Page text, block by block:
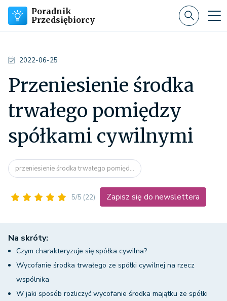
Poradnik
Przedsiębiorcy
2022-06-25
Przeniesienie środka
trwałego pomiędzy
spółkami cywilnymi
przeniesienie środka trwałego pomięd...
5/5 (22) Zapisz się do newslettera
Na skróty:
Czym charakteryzuje się spółka cywilna?
Wycofanie środka trwałego ze spółki cywilnej na rzecz
wspólnika
W jaki sposób rozliczyć wycofanie środka majątku ze spółki